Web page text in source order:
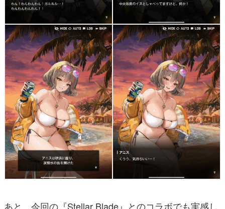
あと、今回の『Stellar Blade』とのコラボでも実感し